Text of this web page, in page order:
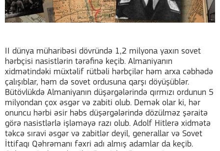
II dünya müharibəsi dövründə 1,2 milyona yaxın sovet
hərbçisi nasistlərin tərəfinə keçib. Almaniyanın
xidmətindəki müxtəlif rütbəli hərbçilər həm arxa cəbhədə
çalışıblar, həm də sovet ordusuna qarşı döyüşüblər.
Bütövlükdə Almaniyanın düşərgələrində qırmızı ordunun 5
milyondan çox əsgər və zabiti olub. Demək olar ki, hər
onuncu hərbi əsir həbs düşərgələrində dözülməz şəraitə
görə nasistlərlə işləməyə razı olub. Adolf Hitlerə xidmətə
təkcə sıravi əsgər və zabitlər deyil, generallar və Sovet
İttifaqı Qəhrəmanı fəxri adı almış adamlar da keçib.